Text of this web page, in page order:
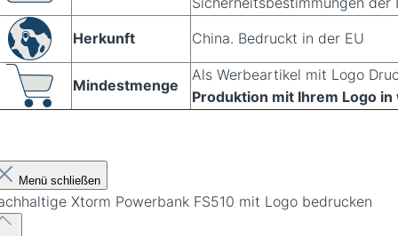
Herkunft
China. Bedruckt in der EU
Mindestmenge
Als Werbeartikel mit Logo
Produktion mit Ihrem Logo in
Menü schließen
Xtorm Powerbank FS510 mit Logo bedrucken